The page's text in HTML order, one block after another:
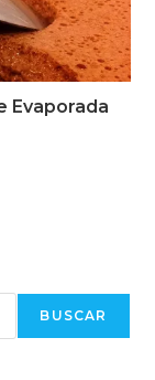
Evaporada
BUSCAR